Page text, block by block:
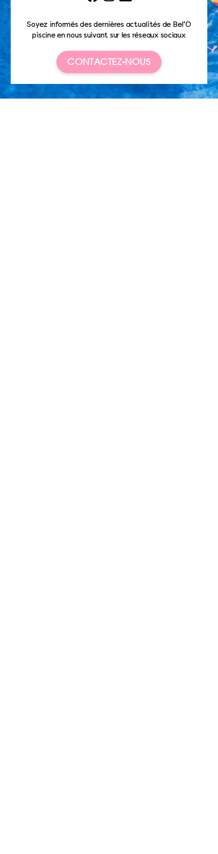
Soyez informés des dernières actualités de Bel’O
piscine en nous suivant sur les réseaux sociaux
CONTACTEZ-NOUS